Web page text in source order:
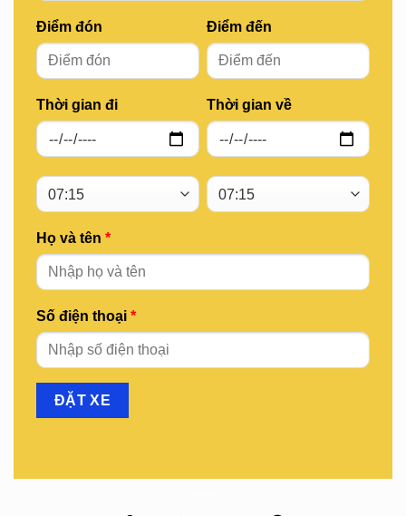
Điểm đón
Thời gian đi
Điểm đến
Thời gian về
Họ và tên *
Số điện thoại *